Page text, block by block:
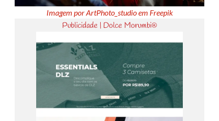
Imagem por ArtPhoto_studio em Freepik
Publicidade | Dolce Morumbi®